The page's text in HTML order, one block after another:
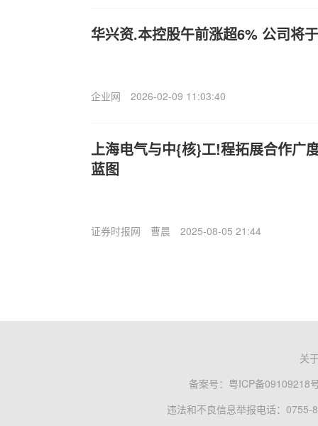
华兴资.本控股午前涨超6% 公司将
企业网 2026-02-09 11:03:40
上海电气与中{核}工!程拓展合作广
蓝图
证券时报网 曹晨 2025-08-05 21:44
关
备案号： 粤ICP备09109218
违法和不良信息举报电话：0755-